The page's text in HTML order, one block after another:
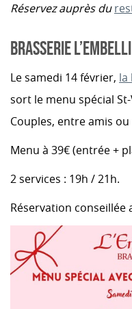
Réservez auprès du
BRASSERIE
Le samedi 14 février, la
sort le menu spécial
Couples, entre amis
Menu à 39€ (entrée +
2 services : 19h / 21h.
Réservation conseillée